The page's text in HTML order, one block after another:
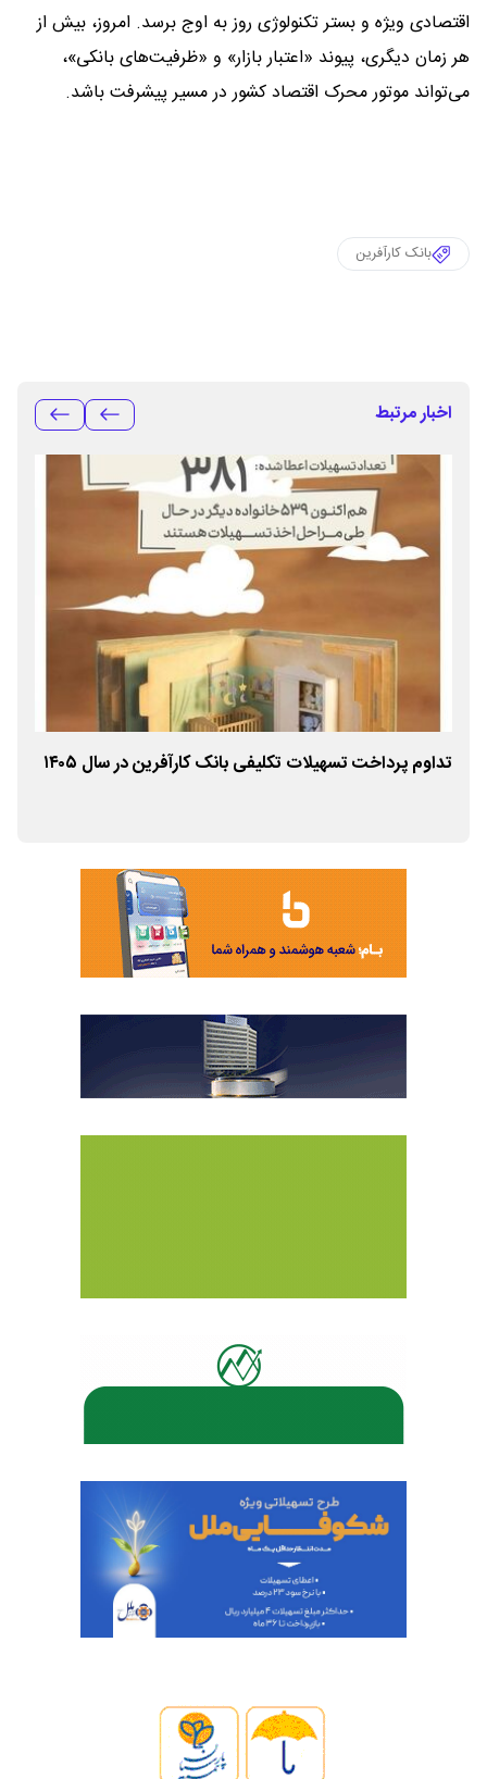
اقتصادی ویژه و بستر تکنولوژی روز به اوج برسد. امروز، بیش از
هر زمان دیگری، پیوند «اعتبار بازار» و «ظرفیت‌های بانکی»،
می‌تواند موتور محرک اقتصاد کشور در مسیر پیشرفت باشد.
بانک کارآفرین
اخبار مرتبط
تداوم پرداخت تسهیلات تکلیفی بانک کارآفرین در سال ۱۴۰۵